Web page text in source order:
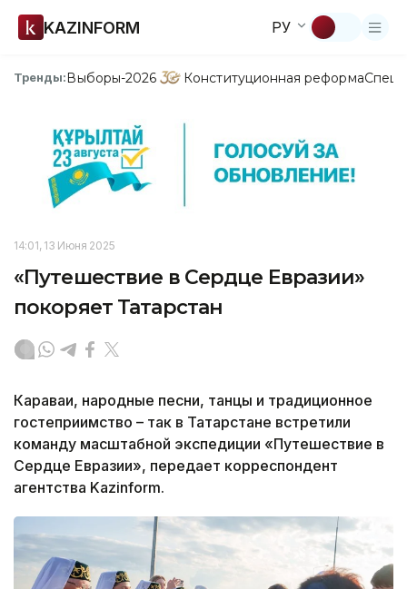
KAZINFORM РУ
Тренды:Выборы-2026 Конституционная реформа
14:01, 13 Июня 2025
«Путешествие в Сердце Евразии»
покоряет Татарстан
Караваи, народные песни, танцы и традиционное
гостеприимство – так в Татарстане встретили
команду масштабной экспедиции «Путешествие в
Сердце Евразии», передает корреспондент
агентства Kazinform.